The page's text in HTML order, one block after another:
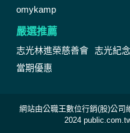
omykamp
嚴選推薦
志光林進榮慈善會 志光紀
當期優惠
網站由公職王數位行銷(股)公
2024